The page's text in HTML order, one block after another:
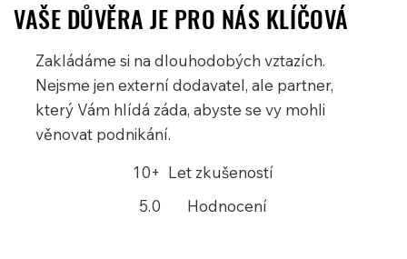
VAŠE DŮVĚRA JE PRO NÁS KLÍČOVÁ
Zakládáme si na dlouhodobých vztazích.
Nejsme jen externí dodavatel, ale partner,
který Vám hlídá záda, abyste se vy mohli
věnovat podnikání.
10+ Let zkušeností
5.0
Hodnocení